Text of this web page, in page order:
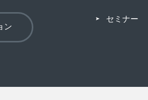
ン
セミナー